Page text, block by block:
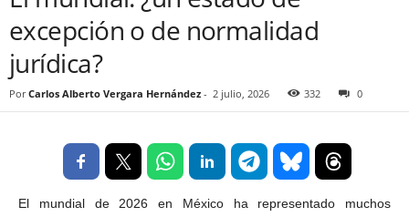
excepción o de normalidad
jurídica?
Por Carlos Alberto Vergara Hernández - 2 julio, 2026 332 0
El mundial de 2026 en México ha representado muchos